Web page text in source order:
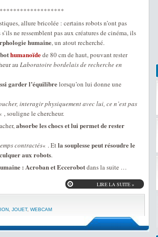
allure bricolée : certains robots n’ont pas
ne ressemblent pas aux créatures de cinéma, ils
humaine, un atout recherché.
humanoïdede 80 cm de haut, pouvant rester
au Laboratoire bordelais de recherche en
garder l’équilibrelorsqu’on lui donne une
interagir physiquement avec lui, ce n’est pas
, souligne le chercheur.
absorbe les chocs et lui permet de rester
contractés« . Etla souplesse peut résoudre le
aux robots.
: Acroban et Eccerobotdans la suite …
LIRE LA SUITE »
JOUET, WEBCAM